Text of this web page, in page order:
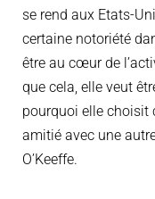
se rend aux Etats-
certaine notoriété
être au cœur de
que cela, elle veut
pourquoi elle choisit
amitié avec une
O’Keeffe.